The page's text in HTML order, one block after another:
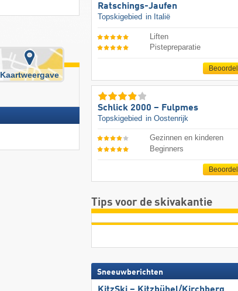
Kaartweergave
Ratschings-Jaufen
Topskigebied in Italië
Liften
Pistepreparatie
Schlick 2000 – Fulpmes
Topskigebied in Oostenrijk
Gezinnen en kinderen
Beginners
Tips voor de skivakantie
Sneeuwberichten